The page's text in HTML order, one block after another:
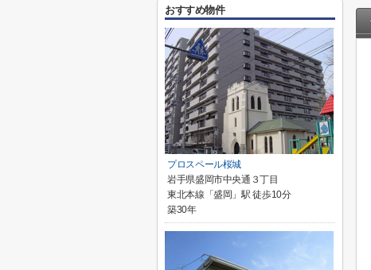
おすすめ物件
プロスペール桜城
岩手県盛岡市中央通３丁目
東北本線「盛岡」駅 徒歩10分
築30年